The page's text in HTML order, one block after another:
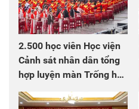
2.500 học viên Học viện
Cảnh sát nhân dân tổng
hợp luyện màn Trống hội